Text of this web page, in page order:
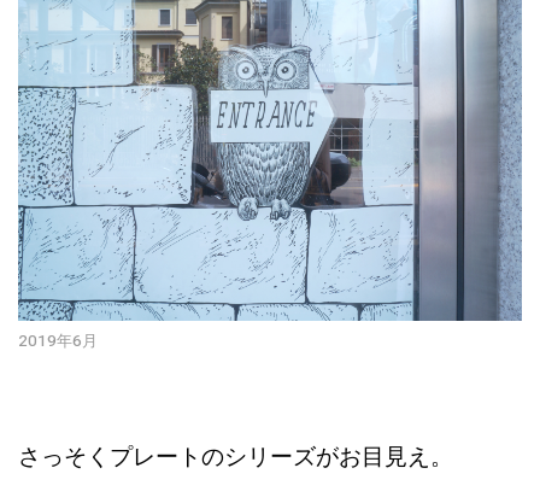
2019年6月
さっそくプレートのシリーズがお目見え。